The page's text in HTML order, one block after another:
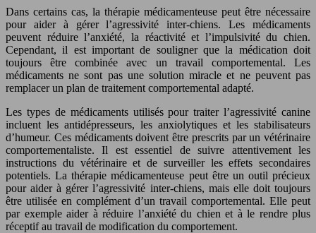
Dans certains cas, la thérapie médicamenteuse peut être nécessaire
pour aider à gérer l’agressivité inter-chiens. Les médicaments
peuvent réduire l’anxiété, la réactivité et l’impulsivité du chien.
Cependant, il est important de souligner que la médication doit
toujours être combinée avec un travail comportemental. Les
médicaments ne sont pas une solution miracle et ne peuvent pas
remplacer un plan de traitement comportemental adapté.
Les types de médicaments utilisés pour traiter l’agressivité canine
incluent les antidépresseurs, les anxiolytiques et les stabilisateurs
d’humeur. Ces médicaments doivent être prescrits par un vétérinaire
comportementaliste. Il est essentiel de suivre attentivement les
instructions du vétérinaire et de surveiller les effets secondaires
potentiels. La thérapie médicamenteuse peut être un outil précieux
pour aider à gérer l’agressivité inter-chiens, mais elle doit toujours
être utilisée en complément d’un travail comportemental. Elle peut
par exemple aider à réduire l’anxiété du chien et à le rendre plus
réceptif au travail de modification du comportement.